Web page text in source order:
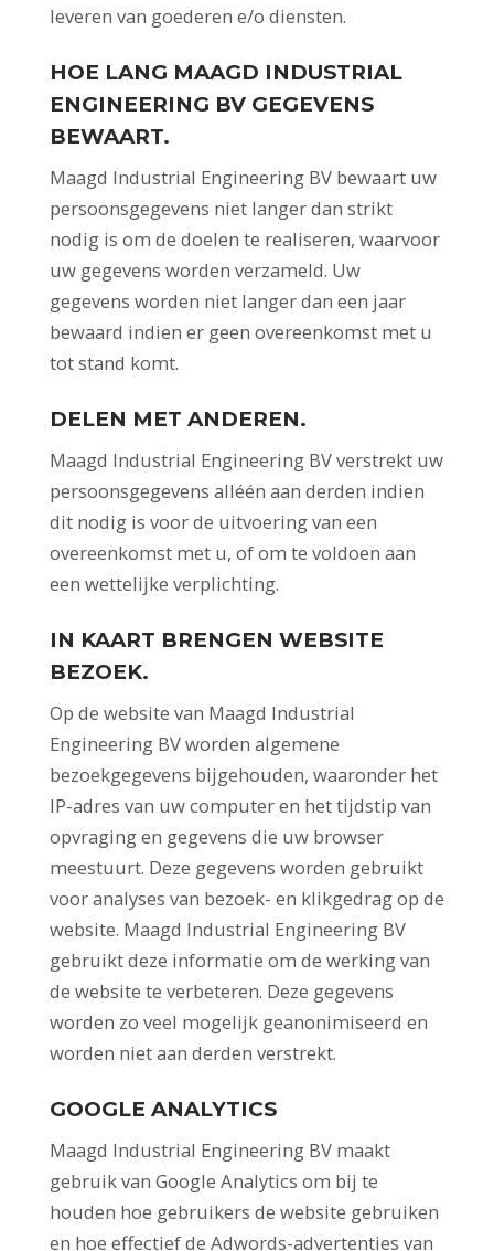
leveren van goederen e/o diensten.
HOE LANG MAAGD INDUSTRIAL
ENGINEERING BV GEGEVENS
BEWAART.
Maagd Industrial Engineering BV bewaart uw
persoonsgegevens niet langer dan strikt
nodig is om de doelen te realiseren, waarvoor
uw gegevens worden verzameld. Uw
gegevens worden niet langer dan een jaar
bewaard indien er geen overeenkomst met u
tot stand komt.
DELEN MET ANDEREN.
Maagd Industrial Engineering BV verstrekt uw
persoonsgegevens alléén aan derden indien
dit nodig is voor de uitvoering van een
overeenkomst met u, of om te voldoen aan
een wettelijke verplichting.
IN KAART BRENGEN WEBSITE
BEZOEK.
Op de website van Maagd Industrial
Engineering BV worden algemene
bezoekgegevens bijgehouden, waaronder het
IP-adres van uw computer en het tijdstip van
opvraging en gegevens die uw browser
meestuurt. Deze gegevens worden gebruikt
voor analyses van bezoek- en klikgedrag op de
website. Maagd Industrial Engineering BV
gebruikt deze informatie om de werking van
de website te verbeteren. Deze gegevens
worden zo veel mogelijk geanonimiseerd en
worden niet aan derden verstrekt.
GOOGLE ANALYTICS
Maagd Industrial Engineering BV maakt
gebruik van Google Analytics om bij te
houden hoe gebruikers de website gebruiken
en hoe effectief de Adwords-advertenties van